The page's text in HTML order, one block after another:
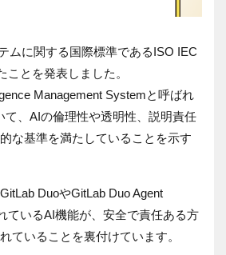
ムに関する国際標準であるISO IEC
ことを発表しました。
Management Systemと呼ばれ
て、AIの倫理性や透明性、説明責任
な基準を満たしていることを示す
DuoやGitLab Duo Agent
ているAI機能が、安全で責任ある方
ていることを裏付けています。